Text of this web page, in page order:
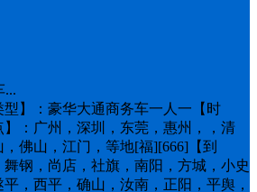
...
】：豪华大通商务车一人一【时
】：广州，深圳，东莞，惠州，，清
佛山，江门，等地[福][666]【到
钢，尚店，社旗，南阳，方城，小史
，西平，确山，汝南，正阳，平舆，